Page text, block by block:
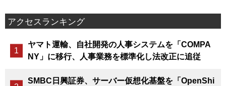
アクセスランキング
ヤマト運輸、自社開発の人事システムを「COMPA
NY」に移行、人事業務を標準化し法改正に追従
SMBC日興証券、サーバー仮想化基盤を「OpenShi